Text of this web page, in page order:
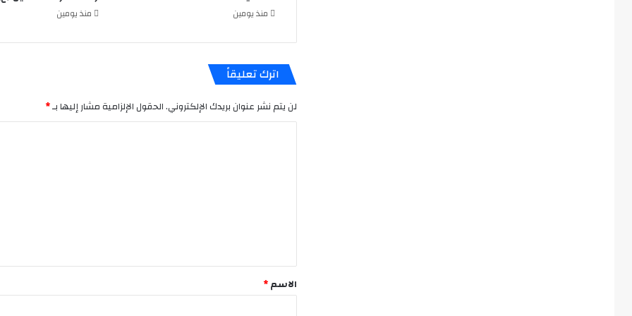
منذ يومين منذ يومين
اترك تعليقاً
لن يتم نشر عنوان بريدك الإلكتروني.الحقول الإلزامية مشار إليها بـ*
*
الاسم*